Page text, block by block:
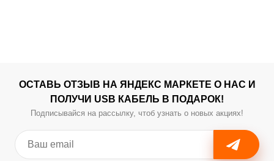
ОСТАВЬ ОТЗЫВ НА ЯНДЕКС МАРКЕТЕ О НАС И
ПОЛУЧИ USB КАБЕЛЬ В ПОДАРОК!
Подписывайся на рассылку, чтоб узнать о новых акциях!